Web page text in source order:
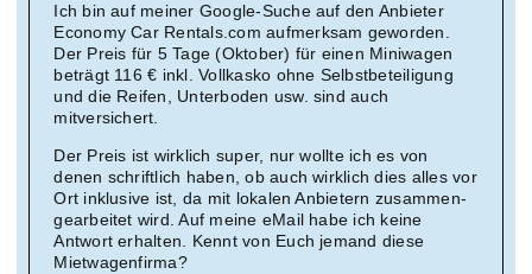
Ich bin auf meiner Google-Suche auf den Anbieter
Economy Car Rentals.com aufmerksam geworden.
Der Preis für 5 Tage (Oktober) für einen Miniwagen
beträgt 116 € inkl. Vollkasko ohne Selbstbeteiligung
und die Reifen, Unterboden usw. sind auch
mitversichert.
Der Preis ist wirklich super, nur wollte ich es von
denen schriftlich haben, ob auch wirklich dies alles vor
Ort inklusive ist, da mit lokalen Anbietern zusammen-
gearbeitet wird. Auf meine eMail habe ich keine
Antwort erhalten. Kennt von Euch jemand diese
Mietwagenfirma?